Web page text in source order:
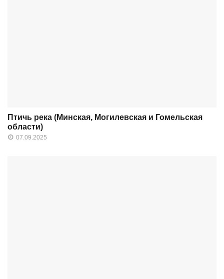
Птичь река (Минская, Могилевская и Гомельская
области)
07.09.2025